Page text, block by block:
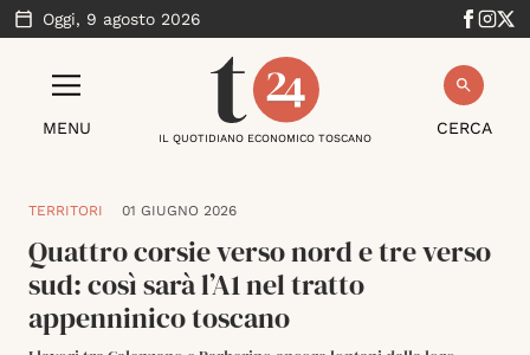
Oggi, 9 agosto 2026
MENU CERCA
IL QUOTIDIANO ECONOMICO TOSCANO
TERRITORI 01 GIUGNO 2026
Quattro corsie verso nord e tre verso
sud: così sarà l’A1 nel tratto
appenninico toscano